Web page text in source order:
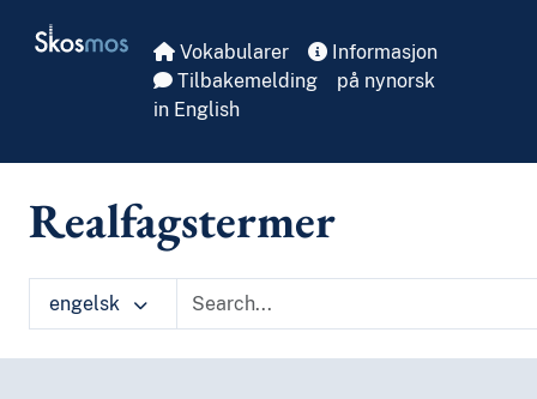
Skosmos Vokabularer
Informasjon
Tilbakemelding
på nynorsk
in English
Realfagstermer
engelsk